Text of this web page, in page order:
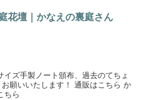
花壇｜かなえの裏庭さん
ズ手製ノート頒布、過去のてちょ
願いいたします！ 通販はこちら か
ちら